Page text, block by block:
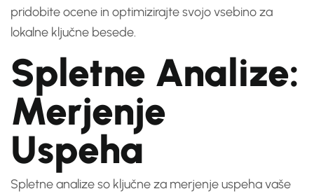
pridobite ocene in optimizirajte svojo vsebino za
lokalne ključne besede.
Spletne Analize:
Merjenje
Uspeha
Spletne analize so ključne za merjenje uspeha vaše